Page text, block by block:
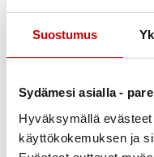
Suostumus
Sydämesi asialla -
Hyväksymällä
käyttökokemuksen ja
vaikuttamisen
ja
Tehtävän
yhteistyö- ja
viestinnällisiä taitoja